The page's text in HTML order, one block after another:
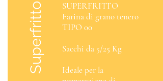
Superfritto
SUPERFRITTO
Farina di grano tenero
TIPO 00
Sacchi da 5/25 Kg
Ideale per la